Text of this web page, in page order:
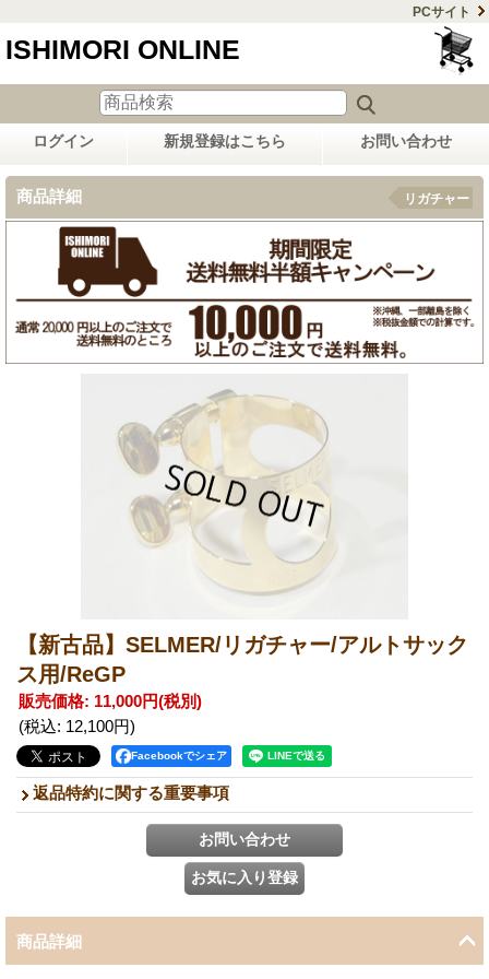
PCサイト
ISHIMORI ONLINE
ログイン 新規登録はこちら お問い合わせ
商品詳細 リガチャー
【新古品】SELMER/リガチャー/アルトサック
ス用/ReGP
販売価格: 11,000円(税別)
(税込: 12,100円)
Facebookでシェア
返品特約に関する重要事項
商品詳細